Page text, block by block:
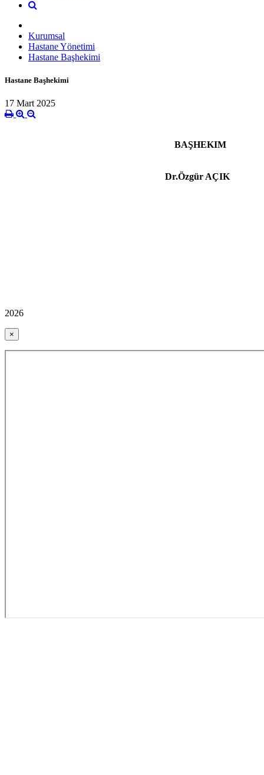
Kurumsal
Hastane Yönetimi
Hastane Başhekimi
Hastane Başhekimi
17 Mart 2025
BAŞHEKIM
Dr.Özgür AÇIK
2026
×